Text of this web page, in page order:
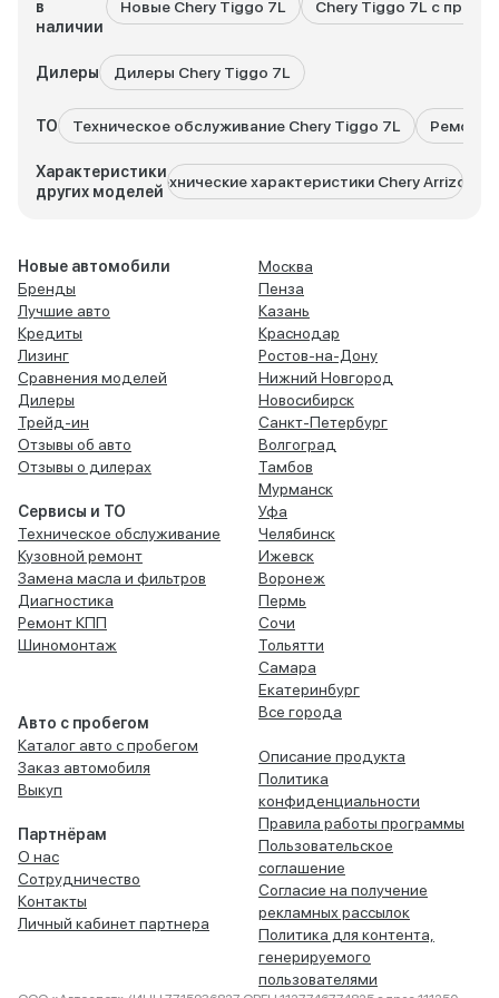
в
наличии
Новые Chery Tiggo 7L Chery Tiggo 7L с
Дилеры Дилеры Chery Tiggo 7L
ТО Техническое обслуживание Chery Tiggo 7L Ремонт
Характеристики
других моделей
Технические характеристики Chery Arrizo 8
Новые автомобили
Бренды
Лучшие авто
Кредиты
Лизинг
Сравнения моделей
Дилеры
Трейд-ин
Отзывы об авто
Отзывы о дилерах
Сервисы и ТО
Техническое обслуживание
Кузовной ремонт
Замена масла и фильтров
Диагностика
Ремонт КПП
Шиномонтаж
Авто с пробегом
Каталог авто с пробегом
Заказ автомобиля
Выкуп
Партнёрам
О нас
Сотрудничество
Контакты
Личный кабинет партнера
Москва
Пенза
Казань
Краснодар
Ростов-на-Дону
Нижний Новгород
Новосибирск
Санкт-Петербург
Волгоград
Тамбов
Мурманск
Уфа
Челябинск
Ижевск
Воронеж
Пермь
Сочи
Тольятти
Самара
Екатеринбург
Все города
Описание продукта
Политика
конфиденциальности
Правила работы программы
Пользовательское
соглашение
Согласие на получение
рекламных рассылок
Политика для контента,
генерируемого
пользователями